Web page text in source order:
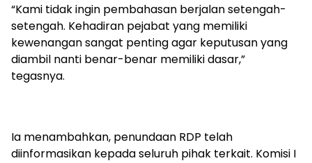
“Kami tidak ingin pembahasan berjalan setengah-
setengah. Kehadiran pejabat yang memiliki
kewenangan sangat penting agar keputusan yang
diambil nanti benar-benar memiliki dasar,”
tegasnya.
Ia menambahkan, penundaan RDP telah
diinformasikan kepada seluruh pihak terkait. Komisi I